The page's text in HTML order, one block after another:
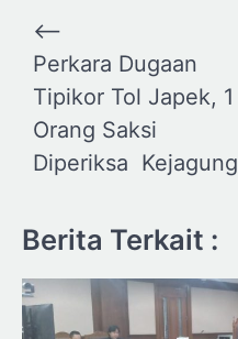
Navigasi
pos
⟵
Perkara Dugaan
Tipikor Tol Japek, 1
Orang Saksi
Diperiksa Kejagung
Berita Terkait :